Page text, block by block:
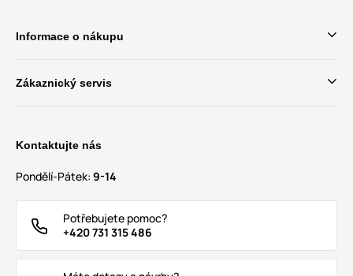
Informace o nákupu
Zákaznický servis
Kontaktujte nás
Pondělí-Pátek: 9-14
Potřebujete pomoc?
+420 731 315 486